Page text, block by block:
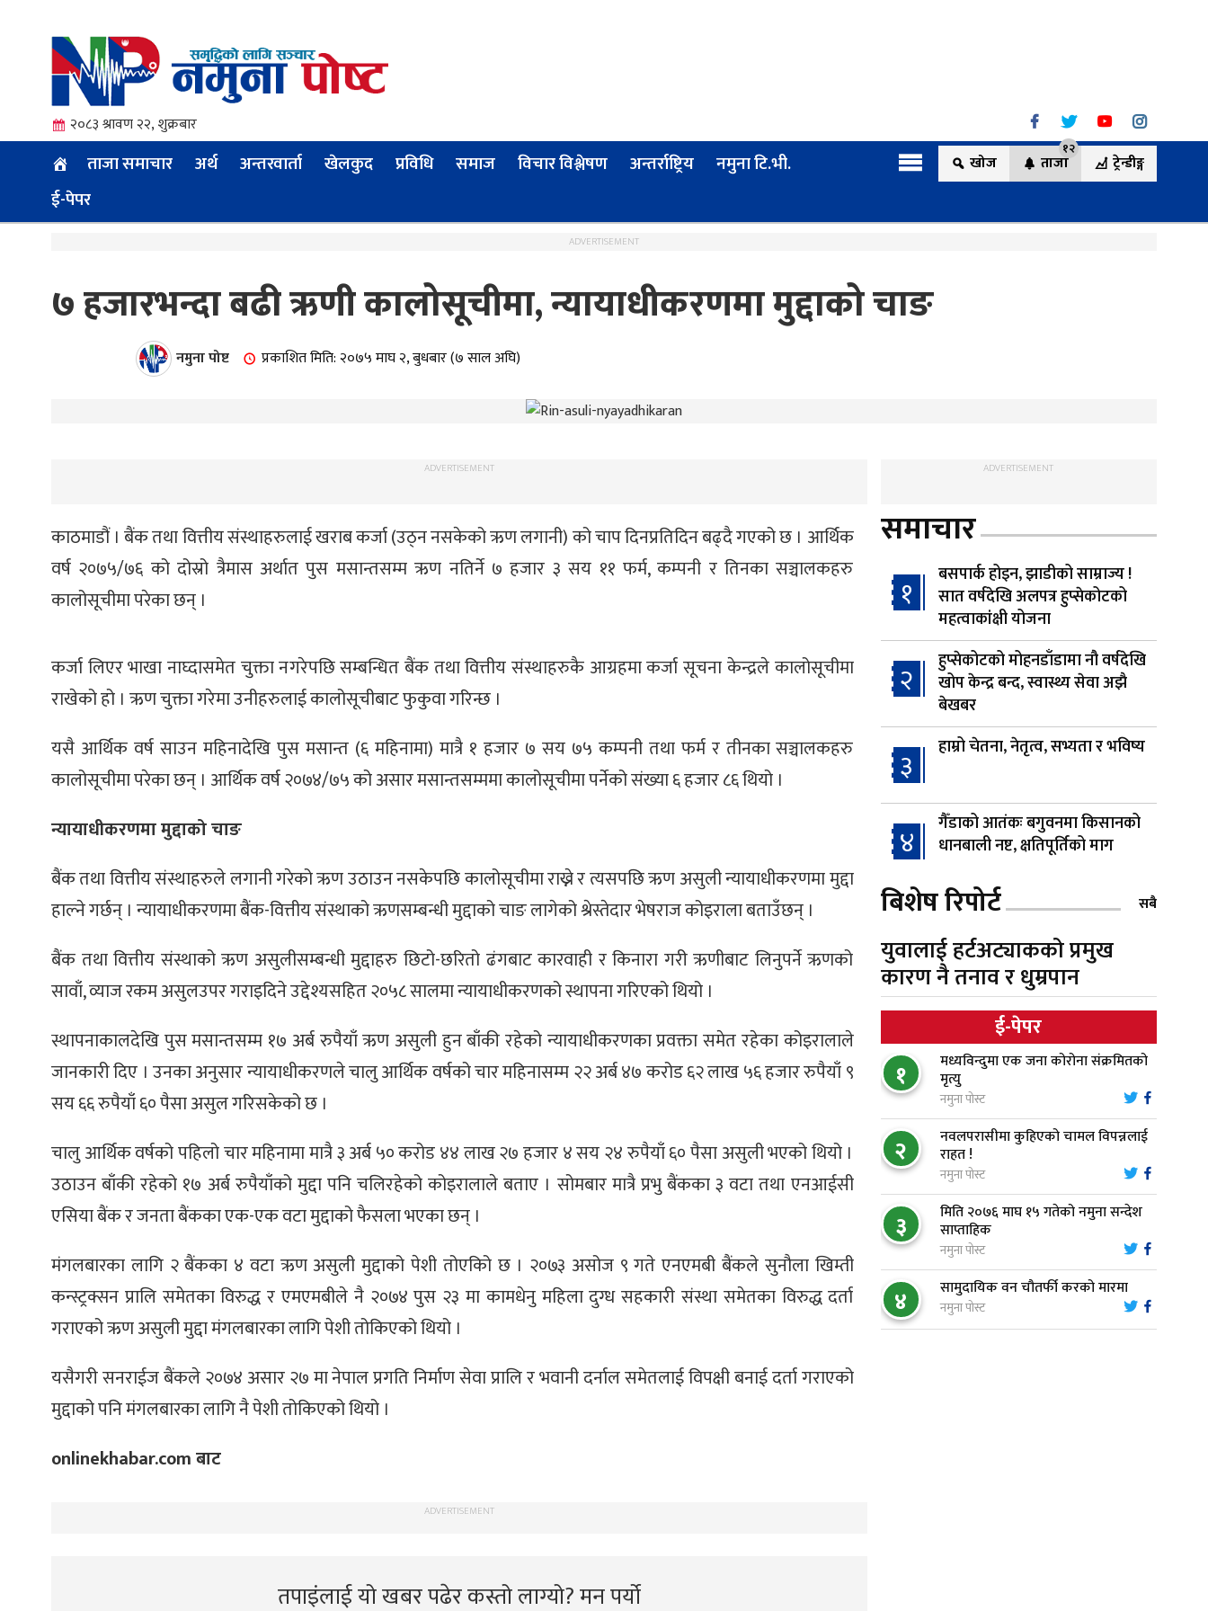
२०८३ श्रावण २२, शुक्रबार
ताजा समाचार अर्थ अन्तरवार्ता खेलकुद प्रविधि समाज विचार विश्लेषण अन्तर्राष्ट्रिय
नमुना टि.भी.
ई-पेपर
खोज ताजा
१२
ट्रेन्डीङ्ग
ADVERTISEMENT
७ हजारभन्दा बढी ऋणी कालोसूचीमा, न्यायाधीकरणमा मुद्दाको चाङ
नमुना पोष्ट प्रकाशित मिति: २०७५ माघ २, बुधबार (७ साल अघि)
ADVERTISEMENT
काठमाडौं । बैंक तथा वित्तीय संस्थाहरुलाई खराब कर्जा (उठ्न नसकेको ऋण लगानी) को चाप दिनप्रतिदिन बढ्दै गएको छ । आर्थिक
वर्ष २०७५/७६ को दोस्रो त्रैमास अर्थात पुस मसान्तसम्म ऋण नतिर्ने ७ हजार ३ सय ११ फर्म, कम्पनी र तिनका सञ्चालकहरु
कालोसूचीमा परेका छन् ।
कर्जा लिएर भाखा नाघ्दासमेत चुक्ता नगरेपछि सम्बन्धित बैंक तथा वित्तीय संस्थाहरुकै आग्रहमा कर्जा सूचना केन्द्रले कालोसूचीमा
राखेको हो । ऋण चुक्ता गरेमा उनीहरुलाई कालोसूचीबाट फुकुवा गरिन्छ ।
यसै आर्थिक वर्ष साउन महिनादेखि पुस मसान्त (६ महिनामा) मात्रै १ हजार ७ सय ७५ कम्पनी तथा फर्म र तीनका सञ्चालकहरु
कालोसूचीमा परेका छन् । आर्थिक वर्ष २०७४/७५ को असार मसान्तसम्ममा कालोसूचीमा पर्नेको संख्या ६ हजार ८६ थियो ।
न्यायाधीकरणमा मुद्दाको चाङ
बैंक तथा वित्तीय संस्थाहरुले लगानी गरेको ऋण उठाउन नसकेपछि कालोसूचीमा राख्ने र त्यसपछि ऋण असुली न्यायाधीकरणमा मुद्दा
हाल्ने गर्छन् । न्यायाधीकरणमा बैंक-वित्तीय संस्थाको ऋणसम्बन्धी मुद्दाको चाङ लागेको श्रेस्तेदार भेषराज कोइराला बताउँछन् ।
बैंक तथा वित्तीय संस्थाको ऋण असुलीसम्बन्धी मुद्दाहरु छिटो-छरितो ढंगबाट कारवाही र किनारा गरी ऋणीबाट लिनुपर्ने ऋणको
सावाँ, व्याज रकम असुलउपर गराइदिने उद्देश्यसहित २०५८ सालमा न्यायाधीकरणको स्थापना गरिएको थियो ।
स्थापनाकालदेखि पुस मसान्तसम्म १७ अर्ब रुपैयाँ ऋण असुली हुन बाँकी रहेको न्यायाधीकरणका प्रवक्ता समेत रहेका कोइरालाले
जानकारी दिए । उनका अनुसार न्यायाधीकरणले चालु आर्थिक वर्षको चार महिनासम्म २२ अर्ब ४७ करोड ६२ लाख ५६ हजार रुपैयाँ ९
सय ६६ रुपैयाँ ६० पैसा असुल गरिसकेको छ ।
चालु आर्थिक वर्षको पहिलो चार महिनामा मात्रै ३ अर्ब ५० करोड ४४ लाख २७ हजार ४ सय २४ रुपैयाँ ६० पैसा असुली भएको थियो ।
उठाउन बाँकी रहेको १७ अर्ब रुपैयाँको मुद्दा पनि चलिरहेको कोइरालाले बताए । सोमबार मात्रै प्रभु बैंकका ३ वटा तथा एनआईसी
एसिया बैंक र जनता बैंकका एक-एक वटा मुद्दाको फैसला भएका छन् ।
मंगलबारका लागि २ बैंकका ४ वटा ऋण असुली मुद्दाको पेशी तोएकिो छ । २०७३ असोज ९ गते एनएमबी बैंकले सुनौला खिम्ती
कन्स्ट्रक्सन प्रालि समेतका विरुद्ध र एमएमबीले नै २०७४ पुस २३ मा कामधेनु महिला दुग्ध सहकारी संस्था समेतका विरुद्ध दर्ता
गराएको ऋण असुली मुद्दा मंगलबारका लागि पेशी तोकिएको थियो ।
यसैगरी सनराईज बैंकले २०७४ असार २७ मा नेपाल प्रगति निर्माण सेवा प्रालि र भवानी दर्नाल समेतलाई विपक्षी बनाई दर्ता गराएको
मुद्दाको पनि मंगलबारका लागि नै पेशी तोकिएको थियो ।
onlinekhabar.com बाट
ADVERTISEMENT
तपाइंलाई यो खबर पढेर कस्तो लाग्यो? मन पर्यो
ADVERTISEMENT
समाचार
१
बसपार्क होइन, झाडीको साम्राज्य !
सात वर्षदेखि अलपत्र हुप्सेकोटको
महत्वाकांक्षी योजना
२
हुप्सेकोटको मोहनडाँडामा नौ वर्षदेखि
खोप केन्द्र बन्द, स्वास्थ्य सेवा अझै
बेखबर
३ हाम्रो चेतना, नेतृत्व, सभ्यता र भविष्य
४
गैँडाको आतंकः बगुवनमा किसानको
धानबाली नष्ट, क्षतिपूर्तिको माग
५
स्थापनाको एक दशकपछि विनयी
शिलान्यास
६
भरतपुर अस्पतालद्वारा आइसियुमा
प्रतिक्षारत बिरामीको नाम ‘डिस्प्ले
७
नारायणघाट–बुटवल सडकमा
‘क्यानोपी ब्रिज’ निर्माण
८
मौलाकालिकाको १८८२ खुड्किला :
आस्था र आरोग्यको‘ ‘सर्ट हाइकिङ’
९ वन उद्यममा जोडिँदै नवलपुरका महिला
१०
नारायणघाट–बुटवल सडकः पूर्वी
खण्डमा कालोपत्रे सम्पन्न
बिशेष रिपोर्ट सबै
युवालाई हर्टअट्याकको प्रमुख
कारण नै तनाव र धुम्रपान
ई-पेपर
१ मध्यविन्दुमा एक जना कोरोना संक्रमितको
मृत्यु
नमुना पोस्ट
२ नवलपरासीमा कुहिएको चामल विपन्नलाई
राहत !
नमुना पोस्ट
३ मिति २०७६ माघ १५ गतेको नमुना सन्देश
साप्ताहिक
नमुना पोस्ट
४ सामुदायिक वन चौतर्फी करको मारमा
नमुना पोस्ट